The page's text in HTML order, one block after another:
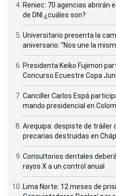
Reniec: 70 agencias abrirán
de DNI ¿cuáles son?
Universitario presenta la
aniversario: “Nos une la
Presidenta Keiko Fujimori
Concurso Ecuestre Copa
Canciller Carlos Espá
mando presidencial en
Arequipa: despiste de tráiler
precarias destruidas en
Consultorios dentales
rayos X a un control anual
Lima Norte: 12 meses de